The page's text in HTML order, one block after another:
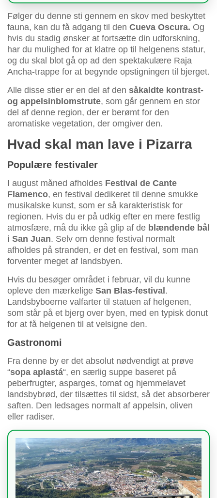
Følger du denne sti gennem en skov med beskyttet
fauna, kan du få adgang til den Cueva Oscura. Og
hvis du stadig ønsker at fortsætte din udforskning,
har du mulighed for at klatre op til helgenens statur,
og du skal blot gå op ad den spektakulære Raja
Ancha-trappe for at begynde opstigningen til bjerget.
Alle disse stier er en del af den såkaldte kontrast-
og appelsinblomstrute, som går gennem en stor
del af denne region, der er berømt for den
aromatiske vegetation, der omgiver den.
Hvad skal man lave i Pizarra
Populære festivaler
I august måned afholdes Festival de Cante
Flamenco, en festival dedikeret til denne smukke
musikalske kunst, som er så karakteristisk for
regionen. Hvis du er på udkig efter en mere festlig
atmosfære, må du ikke gå glip af de blændende bål
i San Juan. Selv om denne festival normalt
afholdes på stranden, er det en festival, som man
forventer meget af landsbyen.
Hvis du besøger området i februar, vil du kunne
opleve den mærkelige San Blas-festival.
Landsbyboerne valfarter til statuen af helgenen,
som står på et bjerg over byen, med en typisk donut
for at få helgenen til at velsigne den.
Gastronomi
Fra denne by er det absolut nødvendigt at prøve
“sopa aplastá“, en særlig suppe baseret på
peberfrugter, asparges, tomat og hjemmelavet
landsbybrød, der tilsættes til sidst, så det absorberer
saften. Den ledsages normalt af appelsin, oliven
eller radiser.